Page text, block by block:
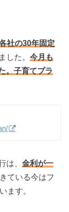
社の30年固定
した。今月も
。子育てプラ
は、金利が一
ている今はフ
ます。